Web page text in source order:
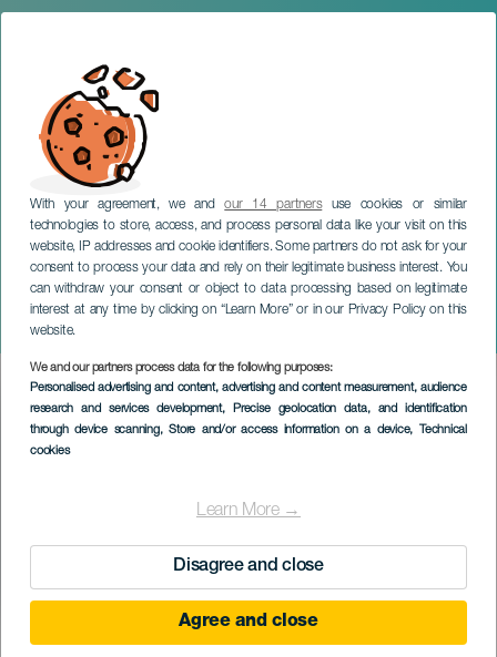
With your agreement, we andour 14 partnersuse cookies or similar
technologies to store, access, and process personal data like your visit on this
website, IP addresses and cookie identifiers. Some partners do not ask for your
consent to process your data and rely on their legitimate business interest. You
can withdraw your consent or object to data processing based on legitimate
interest at any time by clicking on “Learn More” or in our Privacy Policy on this
website.
We and our partners process data for the following purposes:
Personalised advertising and content, advertising and content measurement, audience
research and services development, Precise geolocation data, and identification
through device scanning, Store and/or access information on a device, Technical
cookies
Learn More →
Disagree and close
Agree and close
Orkestrerte nabolag på
konsert
TENERIFE
Imagen
Listado